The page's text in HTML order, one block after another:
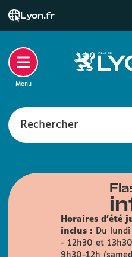
Lyon.fr
Rechercher
Menu
Horaires d'été
inclus :
Du
- 12h30 et
9h30-12h